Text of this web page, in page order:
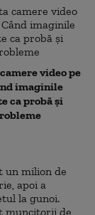
video pe
imaginile
ca probă și